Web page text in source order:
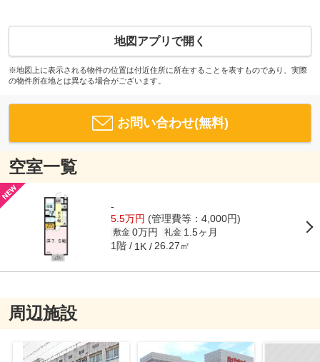
地図アプリで開く
※地図上に表示される物件の位置は付近住所に所在することを表すものであり、実際
の物件所在地とは異なる場合がございます。
お問い合わせ(無料)
空室一覧
-
5.5万円 (管理費等：4,000円)
敷金 0万円 礼金 1.5ヶ月
1階 1K 26.27㎡
周辺施設